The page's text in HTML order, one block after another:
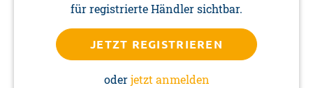
für registrierte Händler sichtbar.
JETZT REGISTRIEREN
oderjetzt anmelden